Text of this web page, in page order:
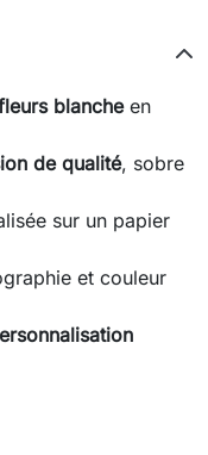
blancheen
de qualité, sobre
sur un papier
et couleur